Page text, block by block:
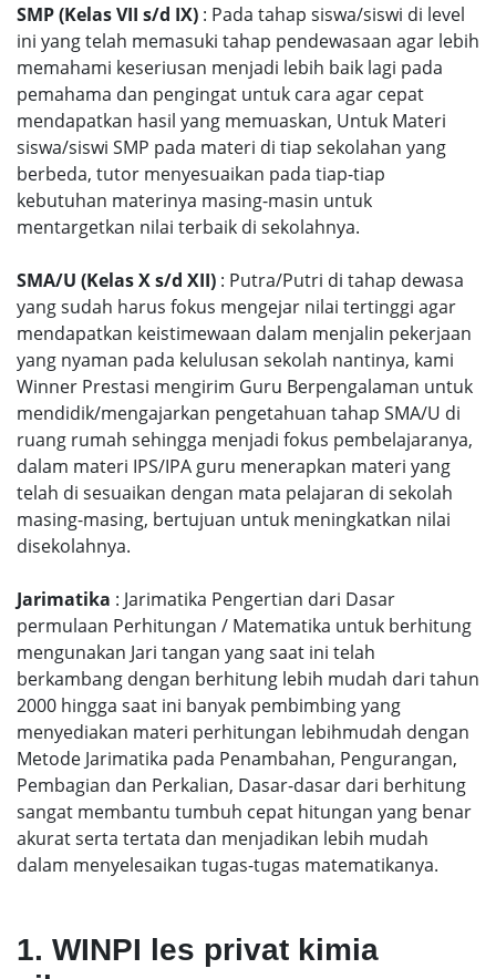
SMP (Kelas VII s/d IX) : Pada tahap siswa/siswi di level
ini yang telah memasuki tahap pendewasaan agar lebih
memahami keseriusan menjadi lebih baik lagi pada
pemahama dan pengingat untuk cara agar cepat
mendapatkan hasil yang memuaskan, Untuk Materi
siswa/siswi SMP pada materi di tiap sekolahan yang
berbeda, tutor menyesuaikan pada tiap-tiap
kebutuhan materinya masing-masin untuk
mentargetkan nilai terbaik di sekolahnya.
SMA/U (Kelas X s/d XII) : Putra/Putri di tahap dewasa
yang sudah harus fokus mengejar nilai tertinggi agar
mendapatkan keistimewaan dalam menjalin pekerjaan
yang nyaman pada kelulusan sekolah nantinya, kami
Winner Prestasi mengirim Guru Berpengalaman untuk
mendidik/mengajarkan pengetahuan tahap SMA/U di
ruang rumah sehingga menjadi fokus pembelajaranya,
dalam materi IPS/IPA guru menerapkan materi yang
telah di sesuaikan dengan mata pelajaran di sekolah
masing-masing, bertujuan untuk meningkatkan nilai
disekolahnya.
Jarimatika : Jarimatika Pengertian dari Dasar
permulaan Perhitungan / Matematika untuk berhitung
mengunakan Jari tangan yang saat ini telah
berkambang dengan berhitung lebih mudah dari tahun
2000 hingga saat ini banyak pembimbing yang
menyediakan materi perhitungan lebihmudah dengan
Metode Jarimatika pada Penambahan, Pengurangan,
Pembagian dan Perkalian, Dasar-dasar dari berhitung
sangat membantu tumbuh cepat hitungan yang benar
akurat serta tertata dan menjadikan lebih mudah
dalam menyelesaikan tugas-tugas matematikanya.
1. WINPI les privat kimia